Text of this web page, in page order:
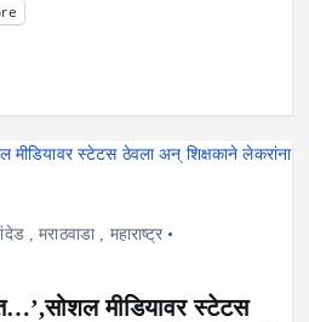
,मराठवाडा, महाराष्ट्र
मीडियावर स्टेटस